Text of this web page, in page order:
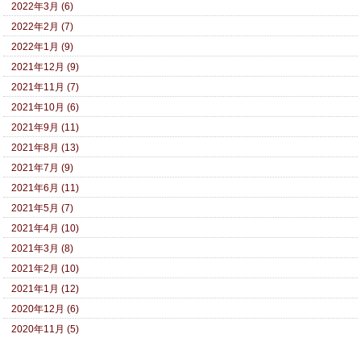
2022年3月 (6)
2022年2月 (7)
2022年1月 (9)
2021年12月 (9)
2021年11月 (7)
2021年10月 (6)
2021年9月 (11)
2021年8月 (13)
2021年7月 (9)
2021年6月 (11)
2021年5月 (7)
2021年4月 (10)
2021年3月 (8)
2021年2月 (10)
2021年1月 (12)
2020年12月 (6)
2020年11月 (5)